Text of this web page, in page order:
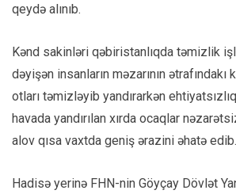
qeydə alınıb.
Kənd sakinləri qəbiristanlıqda təmizlik
dəyişən insanların məzarının
otları təmizləyib yandırarkən
havada yandırılan xırda ocaqlar
alov qısa vaxtda geniş ərazini əhatə edib.
Hadisə yerinə FHN-nin Göyçay Dövlət